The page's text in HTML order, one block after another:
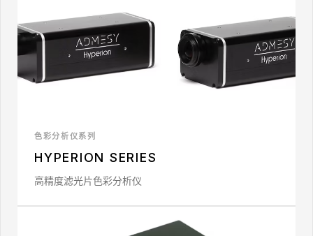
色彩分析仪系列
HYPERION SERIES
高精度滤光片色彩分析仪